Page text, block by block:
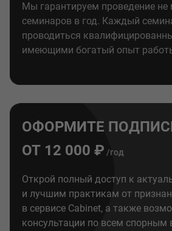
Мы гарантируем проведение не
семинаров в год. Каждый
проводиться
имеющими богатый опыт
ОФОРМИТЕ
ОТ 12 000 ₽ /год
Открой полный доступ к
и лучшим практикам от
в сервисе Cabinet, а также
консультации по всем спорным